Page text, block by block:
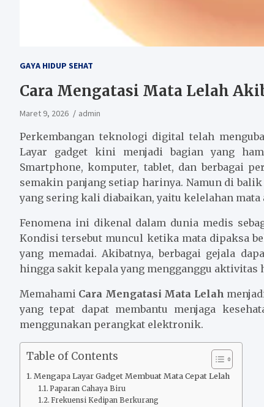
GAYA HIDUP SEHAT
Cara Mengatasi Mata Lelah
Maret 9, 2026 admin
Perkembangan teknologi digital telah
Layar gadget kini menjadi bagian yang
Smartphone, komputer, tablet, dan berbagai
semakin panjang setiap harinya. Namun di
yang sering kali diabaikan, yaitu kelelahan mata
Fenomena ini dikenal dalam dunia medis
Kondisi tersebut muncul ketika mata dipaksa
yang memadai. Akibatnya, berbagai gejala
hingga sakit kepala yang mengganggu aktivitas
Memahami Cara Mengatasi Mata Lelah
yang tepat dapat membantu menjaga
menggunakan perangkat elektronik.
Table of Contents
Mengapa Layar Gadget Membuat Mata Cepat Lelah
Paparan Cahaya Biru
Frekuensi Kedipan Berkurang